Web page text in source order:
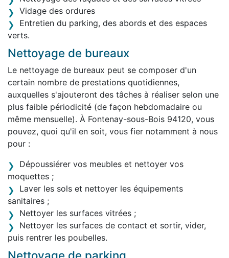
Vidage des ordures
Entretien du parking, des abords et des espaces
verts.
Nettoyage de bureaux
Le nettoyage de bureaux peut se composer d'un
certain nombre de prestations quotidiennes,
auxquelles s'ajouteront des tâches à réaliser selon une
plus faible périodicité (de façon hebdomadaire ou
même mensuelle). À Fontenay-sous-Bois 94120, vous
pouvez, quoi qu'il en soit, vous fier notamment à nous
pour :
Dépoussiérer vos meubles et nettoyer vos
moquettes ;
Laver les sols et nettoyer les équipements
sanitaires ;
Nettoyer les surfaces vitrées ;
Nettoyer les surfaces de contact et sortir, vider,
puis rentrer les poubelles.
Nettoyage de parking